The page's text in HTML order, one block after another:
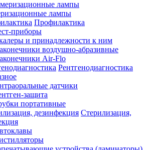
лампы
Профилактика
приборы
и принадлежности к ним
воздушно-абразивные
Air-Flo
Рентгенодиагностика
датчики
защита
портативные
Стерилизация,